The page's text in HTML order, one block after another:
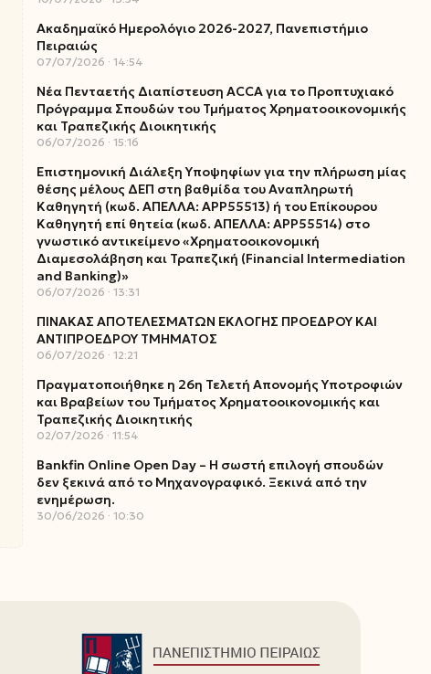
Ακαδημαϊκό Ημερολόγιο 2026-2027, Πανεπιστήμιο
Πειραιώς
07/07/2026 14:54
Νέα Πενταετής Διαπίστευση ACCA για το Προπτυχιακό
Πρόγραμμα Σπουδών του Τμήματος Χρηματοοικονομικής
και Τραπεζικής Διοικητικής
06/07/2026 15:16
Επιστημονική Διάλεξη Υποψηφίων για την πλήρωση μίας
θέσης μέλους ΔΕΠ στη βαθμίδα του Αναπληρωτή
Καθηγητή (κωδ. ΑΠΕΛΛΑ: ΑΡΡ55513) ή του Επίκουρου
Καθηγητή επί θητεία (κωδ. ΑΠΕΛΛΑ: ΑΡΡ55514) στο
γνωστικό αντικείμενο «Χρηματοοικονομική
Διαμεσολάβηση και Τραπεζική (Financial Intermediation
and Banking)»
06/07/2026 13:31
ΠΙΝΑΚΑΣ ΑΠΟΤΕΛΕΣΜΑΤΩΝ ΕΚΛΟΓΗΣ ΠΡΟΕΔΡΟΥ ΚΑΙ
ΑΝΤΙΠΡΟΕΔΡΟΥ ΤΜΗΜΑΤΟΣ
06/07/2026 12:21
Πραγματοποιήθηκε η 26η Τελετή Απονομής Υποτροφιών
και Βραβείων του Τμήματος Χρηματοοικονομικής και
Τραπεζικής Διοικητικής
02/07/2026 11:54
Bankfin Online Open Day – Η σωστή επιλογή σπουδών
δεν ξεκινά από το Μηχανογραφικό. Ξεκινά από την
ενημέρωση.
30/06/2026 10:30